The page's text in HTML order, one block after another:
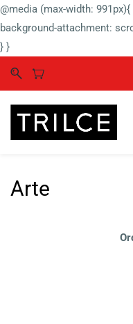
@media (max-width:
background-attachment:
} }
Arte